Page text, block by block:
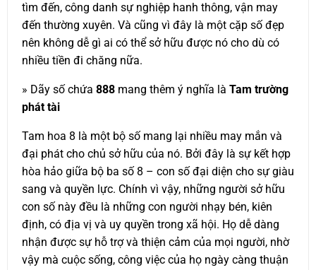
tìm đến, công danh sự nghiệp hanh thông, vận may
đến thường xuyên. Và cũng vì đây là một cặp số đẹp
nên không dễ gì ai có thể sở hữu được nó cho dù có
nhiều tiền đi chăng nữa.
» Dãy số chứa 888 mang thêm ý nghĩa là Tam trường
phát tài
Tam hoa 8 là một bộ số mang lại nhiều may mắn và
đại phát cho chủ sở hữu của nó. Bởi đây là sự kết hợp
hòa hảo giữa bộ ba số 8 – con số đại diện cho sự giàu
sang và quyền lực. Chính vì vậy, những người sở hữu
con số này đều là những con người nhạy bén, kiên
định, có địa vị và uy quyền trong xã hội. Họ dễ dàng
nhận được sự hỗ trợ và thiện cảm của mọi người, nhờ
vậy mà cuộc sống, công việc của họ ngày càng thuận